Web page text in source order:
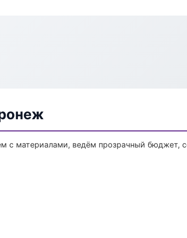
с материалами, ведём прозрачный бюджет,